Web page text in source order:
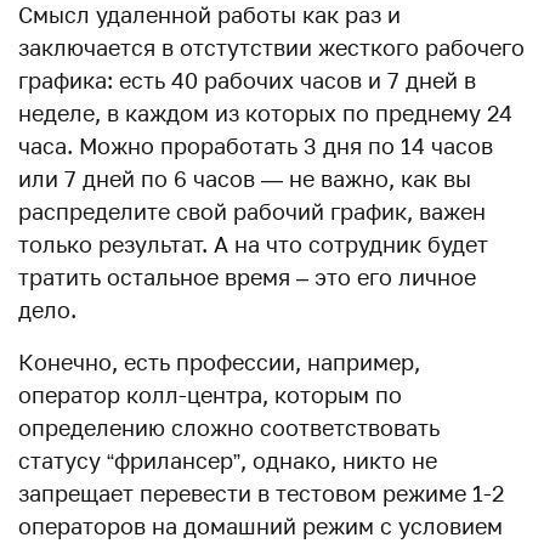
Смысл удаленной работы как раз и
заключается в отстутствии жесткого рабочего
графика: есть 40 рабочих часов и 7 дней в
неделе, в каждом из которых по преднему 24
часа. Можно проработать 3 дня по 14 часов
или 7 дней по 6 часов — не важно, как вы
распределите свой рабочий график, важен
только результат. А на что сотрудник будет
тратить остальное время – это его личное
дело.
Конечно, есть профессии, например,
оператор колл-центра, которым по
определению сложно соответствовать
статусу “фрилансер”, однако, никто не
запрещает перевести в тестовом режиме 1-2
операторов на домашний режим с условием